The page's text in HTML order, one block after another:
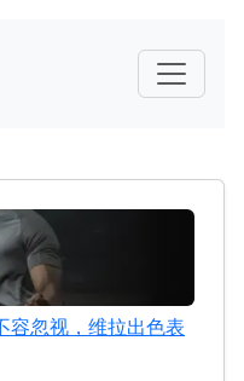
容忽视，维拉出色表